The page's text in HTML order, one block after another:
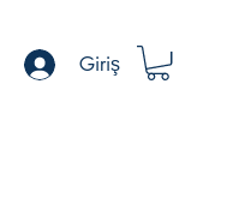
Giriş